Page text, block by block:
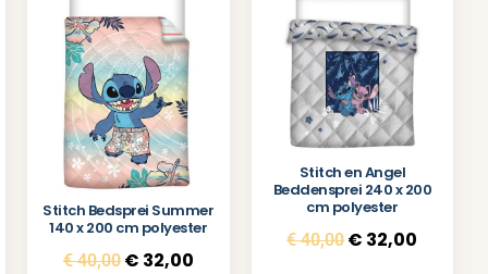
Stitch Bedsprei Summer
140 x 200 cm polyester
€40,00 € 32,00
Stitch en Angel
Beddensprei 240 x 200
cm polyester
€40,00€ 32,00